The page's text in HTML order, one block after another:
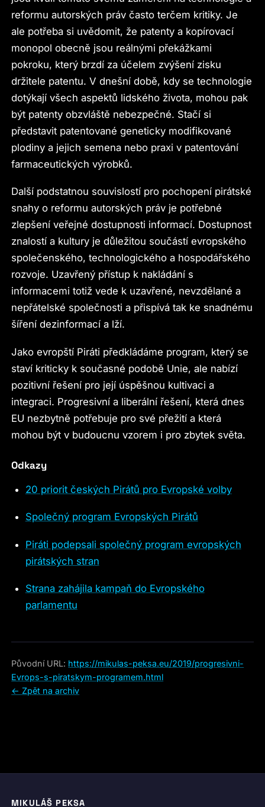
reformu autorských práv často terčem kritiky. Je
ale potřeba si uvědomit, že patenty a kopírovací
monopol obecně jsou reálnými překážkami
pokroku, který brzdí za účelem zvýšení zisku
držitele patentu. V dnešní době, kdy se technologie
dotýkají všech aspektů lidského života, mohou pak
být patenty obzvláště nebezpečné. Stačí si
představit patentované geneticky modifikované
plodiny a jejich semena nebo praxi v patentování
farmaceutických výrobků.
Další podstatnou souvislostí pro pochopení pirátské
snahy o reformu autorských práv je potřebné
zlepšení veřejné dostupnosti informací. Dostupnost
znalostí a kultury je důležitou součástí evropského
společenského, technologického a hospodářského
rozvoje. Uzavřený přístup k nakládání s
informacemi totiž vede k uzavřené, nevzdělané a
nepřátelské společnosti a přispívá tak ke snadnému
šíření dezinformací a lží.
Jako evropští Piráti předkládáme program, který se
staví kriticky k současné podobě Unie, ale nabízí
pozitivní řešení pro její úspěšnou kultivaci a
integraci. Progresivní a liberální řešení, která dnes
EU nezbytně potřebuje pro své přežití a která
mohou být v budoucnu vzorem i pro zbytek světa.
Odkazy
20 priorit českých Pirátů pro Evropské volby
Společný program Evropských Pirátů
Piráti podepsali společný program evropských
pirátských stran
Strana zahájila kampaň do Evropského
parlamentu
Původní URL: https://mikulas-peksa.eu/2019/progresivni-
Evrops-s-piratskym-programem.html
← Zpět na archiv
MIKULÁŠ PEKSA